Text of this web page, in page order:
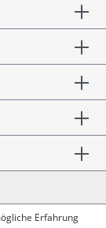
Erfahrung